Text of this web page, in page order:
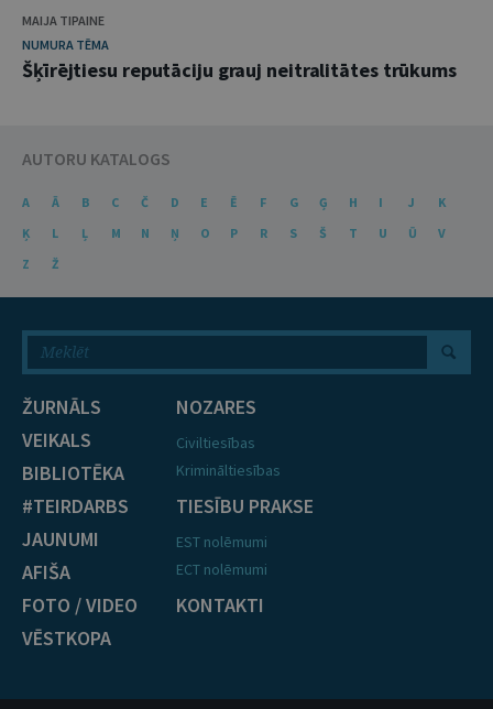
MAIJA TIPAINE
NUMURA TĒMA
Šķīrējtiesu reputāciju grauj neitralitātes trūkums
AUTORU KATALOGS
A Ā B C Č D E Ē F G Ģ H I J
K
Ķ
L Ļ M N Ņ O P R S Š T U Ū
V
Z
Ž
ŽURNĀLS
VEIKALS
BIBLIOTĒKA
#TEIRDARBS
JAUNUMI
AFIŠA
FOTO / VIDEO
VĒSTKOPA
NOZARES
Civiltiesības
Krimināltiesības
TIESĪBU PRAKSE
EST nolēmumi
ECT nolēmumi
KONTAKTI